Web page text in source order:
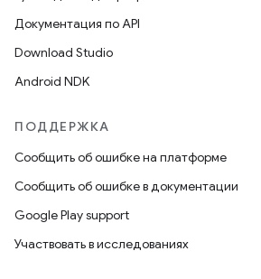
Документация по API
Download Studio
Android NDK
ПОДДЕРЖКА
Сообщить об ошибке на платформе
Сообщить об ошибке в документации
Google Play support
Участвовать в исследованиях